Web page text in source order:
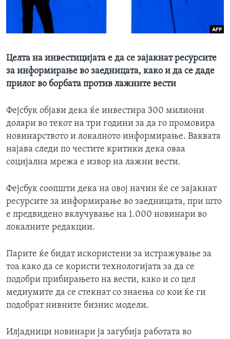
ИНТЕРВЈУА
Јазици
Целта на инвестицијата е да се зајакнат ресурсите
за информирање во заедницата, како и да се даде
прилог во борбата против лажните вести
Фејсбук објави дека ќе инвестира 300 милиони
долари во текот на три години за да го промовира
новинарството и локалното информирање. Ваквата
најава следи по честите критики дека оваа
социјална мрежа е извор на лажни вести.
Фејсбук соопшти дека на овој начин ќе се зајакнат
ресурсите за информирање во заедницата, при што
е предвидено вклучување на 1.000 новинари во
локалните редакции.
Парите ќе бидат искористени за истражување за
тоа како да се користи технологијата за да се
подобри прибирањето на вести, како и со цел
медиумите да се стекнат со знаења со кои ќе ги
подобрат нивните бизнис модели.
Илјадници новинари ја загубија работата во